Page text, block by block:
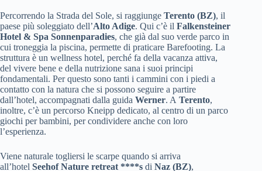
Percorrendo la Strada del Sole, si raggiunge Terento (BZ), il
paese più soleggiato dell’Alto Adige. Qui c’è il Falkensteiner
Hotel & Spa Sonnenparadies, che già dal suo verde parco in
cui troneggia la piscina, permette di praticare Barefooting. La
struttura è un wellness hotel, perché fa della vacanza attiva,
del vivere bene e della nutrizione sana i suoi principi
fondamentali. Per questo sono tanti i cammini con i piedi a
contatto con la natura che si possono seguire a partire
dall’hotel, accompagnati dalla guida Werner. A Terento,
inoltre, c’è un percorso Kneipp dedicato, al centro di un parco
giochi per bambini, per condividere anche con loro
l’esperienza.
Viene naturale togliersi le scarpe quando si arriva
all’hotel Seehof Nature retreat ****s di Naz (BZ),